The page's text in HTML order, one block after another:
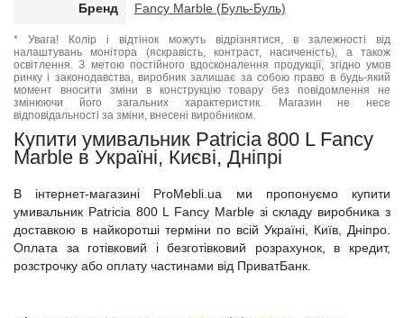
Бренд Fancy Marble (Буль-Буль)
* Увага! Колір і відтінок можуть відрізнятися, в залежності від
налаштувань монітора (яскравість, контраст, насиченість), а також
освітлення. З метою постійного вдосконалення продукції, згідно умов
ринку і законодавства, виробник залишає за собою право в будь-який
момент вносити зміни в конструкцію товару без повідомлення не
змінюючи його загальних характеристик. Магазин не несе
відповідальності за зміни, внесені виробником.
Купити умивальник Patricia 800 L Fancy
Marble в Україні, Києві, Дніпрі
В інтернет-магазині ProMebli.ua ми пропонуємо купити
умивальник Patricia 800 L Fancy Marble зі складу виробника з
доставкою в найкоротші терміни по всій Україні, Київ, Дніпро.
Оплата за готівковий і безготівковий розрахунок, в кредит,
розстрочку або оплату частинами від ПриватБанк.